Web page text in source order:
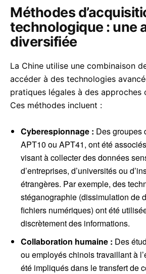
Méthodes
technologique : une
diversifiée
La Chine utilise une combinaison
accéder à des technologies
pratiques légales à des approches
Ces méthodes incluent :
Cyberespionnage : Des groupes
APT10 ou APT41, ont été
visant à collecter des données
d’entreprises, d’universités ou
étrangères. Par exemple, des
stéganographie (dissimulation de
fichiers numériques) ont été
discrètement des informations.
Collaboration humaine : Des
ou employés chinois travaillant à
été impliqués dans le transfert de